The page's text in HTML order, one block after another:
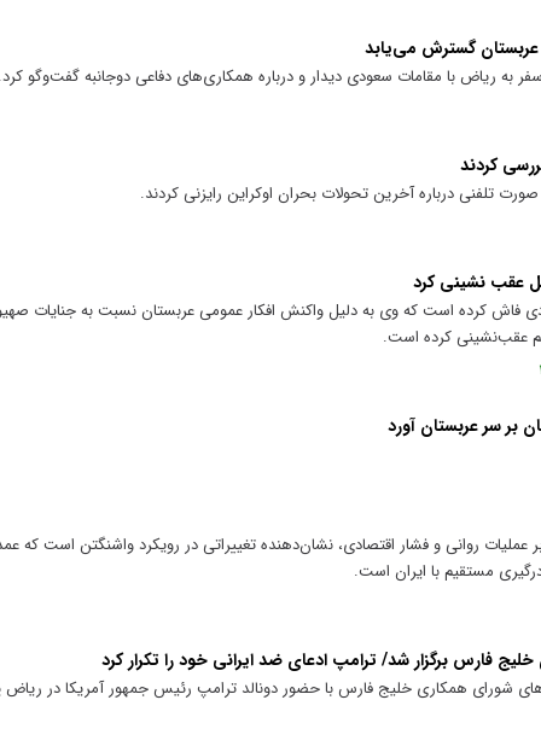
عربستان گسترش می‌یابد
به ریاض با مقامات سعودی دیدار و درباره همکاری‌های دفاعی دوجانبه گفت‌و‌گو
کردند
تلفنی درباره آخرین تحولات بحران اوکراین رایزنی کردند.
عقب نشینی کرد
فاش کرده است که وی به دلیل واکنش افکار عمومی عربستان نسبت به جنایات
عقب‌نشینی کرده است.
بر سر عربستان آورد
عملیات روانی و فشار اقتصادی، نشان‌دهنده تغییراتی در رویکرد واشنگتن است که
مستقیم با ایران است.
فارس برگزار شد/ ترامپ ادعای ضد ایرانی خود را تکرار کرد
شورای همکاری خلیج فارس با حضور دونالد ترامپ رئیس جمهور آمریکا در ریاض